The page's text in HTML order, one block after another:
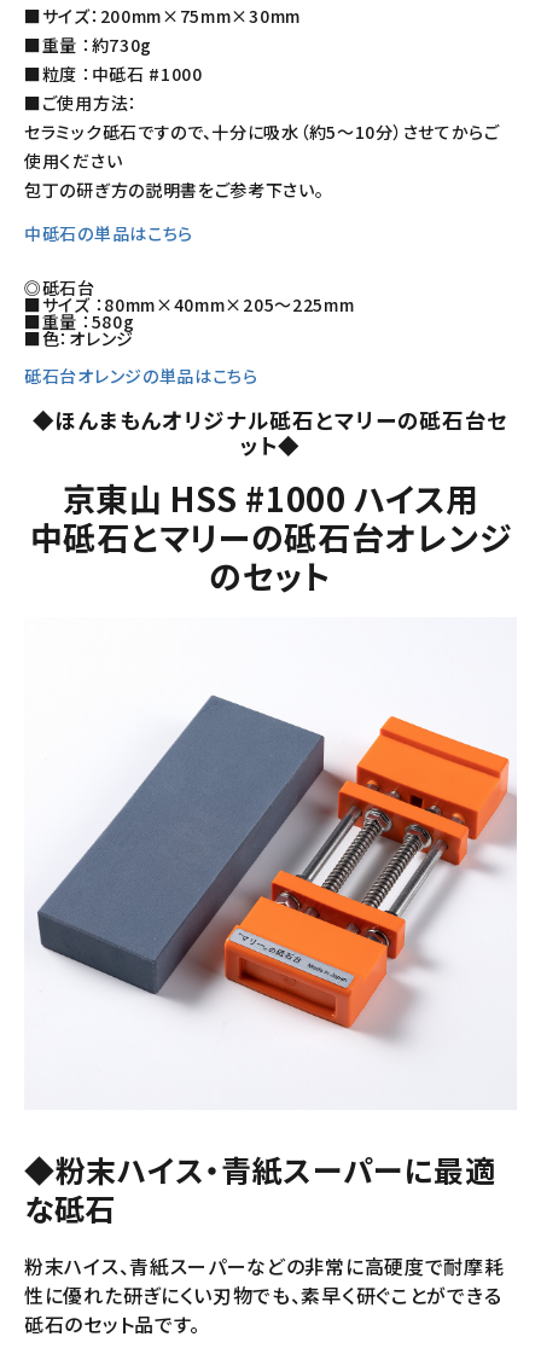
■サイズ：200mm×75mm×30mm
■重量 ：約730g
■粒度 ：中砥石 #1000
■ご使用方法：
セラミック砥石ですので、十分に吸水（約5～10分）させてからご
使用ください
包丁の研ぎ方の説明書をご参考下さい。
中砥石の単品はこちら
◎砥石台
■サイズ ：80mm×40mm×205～225mm
■重量 ：580g
■色：オレンジ
砥石台オレンジの単品はこちら
◆ほんまもんオリジナル砥石とマリーの砥石台セ
ット◆
京東山 HSS #1000 ハイス用
中砥石とマリーの砥石台オレンジ
のセット
◆粉末ハイス・青紙スーパーに最適
な砥石
粉末ハイス、青紙スーパーなどの非常に高硬度で耐摩耗
性に優れた研ぎにくい刃物でも、素早く研ぐことができる
砥石のセット品です。